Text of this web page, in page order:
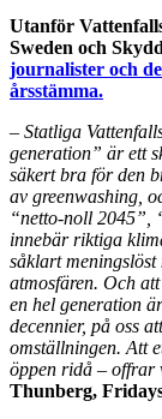
Utanför
Sweden och
journalister och
årsstämma.
– Statliga
generation” är ett
säkert bra för den
av greenwashing,
“netto-noll 2045”,
innebär riktiga
såklart
atmosfären. Och
en hel generation
decennier, på oss
omställningen. Att
öppen ridå – offrar
Thunberg,